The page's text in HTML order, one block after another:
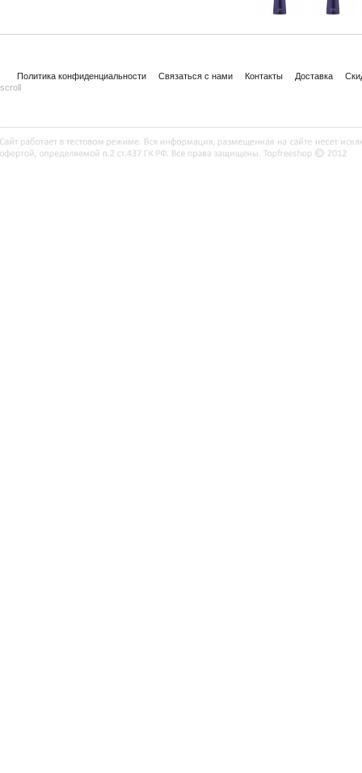
Политика конфиденциальности Связаться с нами Контакты Доставка
scroll